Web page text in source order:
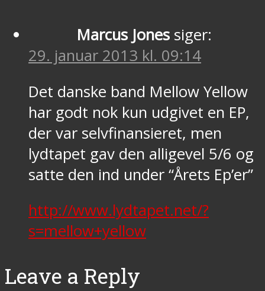
Marcus Jones siger:
29. januar 2013 kl. 09:14
Det danske band Mellow Yellow
har godt nok kun udgivet en EP,
der var selvfinansieret, men
lydtapet gav den alligevel 5/6 og
satte den ind under “Årets Ep’er”
http://www.lydtapet.net/?
s=mellow+yellow
Leave a Reply